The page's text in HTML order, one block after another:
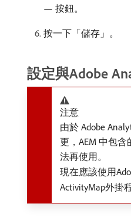
— 按鈕。
按一下「儲存」。
設定與Adobe
注意
由於 Adobe
更，AEM 中包含
法再使用。
現在應該使用
ActivityMap外掛